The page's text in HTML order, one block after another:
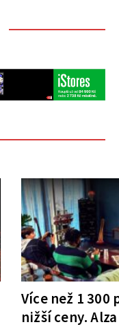
Více než 1
nižší ceny.